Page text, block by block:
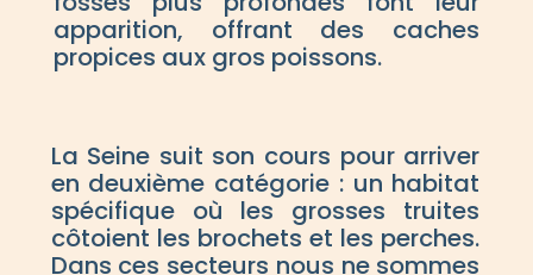
apparition, offrant des caches
propices aux gros poissons.
La Seine suit son cours pour arriver
en deuxième catégorie : un habitat
spécifique où les grosses truites
côtoient les brochets et les perches.
Dans ces secteurs nous ne sommes